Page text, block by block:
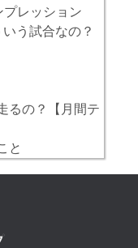
レッション
う試合なの？
るの？【月間テ
と